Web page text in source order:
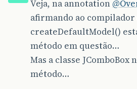
super.
}
}
Veja, na annotation
afirmando ao compilador
createDefaultModel()
método em questão…
Mas a classe JComboBox
método…